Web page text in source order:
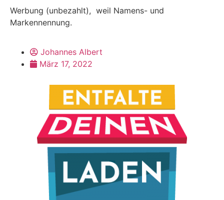
Werbung (unbezahlt), weil Namens- und
Markennennung.
Johannes Albert
März 17, 2022